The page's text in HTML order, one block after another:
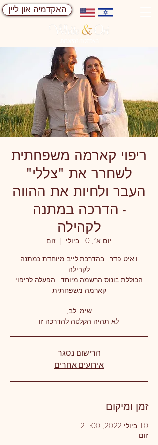
האקדמיה און ליין
ריפוי קארמה משפחתית
לשחרר את "צללי"
העבר ולחיות את ההווה
- הדרכה במתנה
לקהילה
יום א׳, 10 ביולי
  |
זום
ו'איט פדר - בהדרכת לייב מיוחדת כמתנה
הכוללת בונוס הרשמה מיוחד - הפעלה לריפוי
לא תהיה הקלטה להדרכה זו
הרישום נסגר
אירועים אחרים
זמן ומיקום
10 ביולי 2022, 21:00
זום